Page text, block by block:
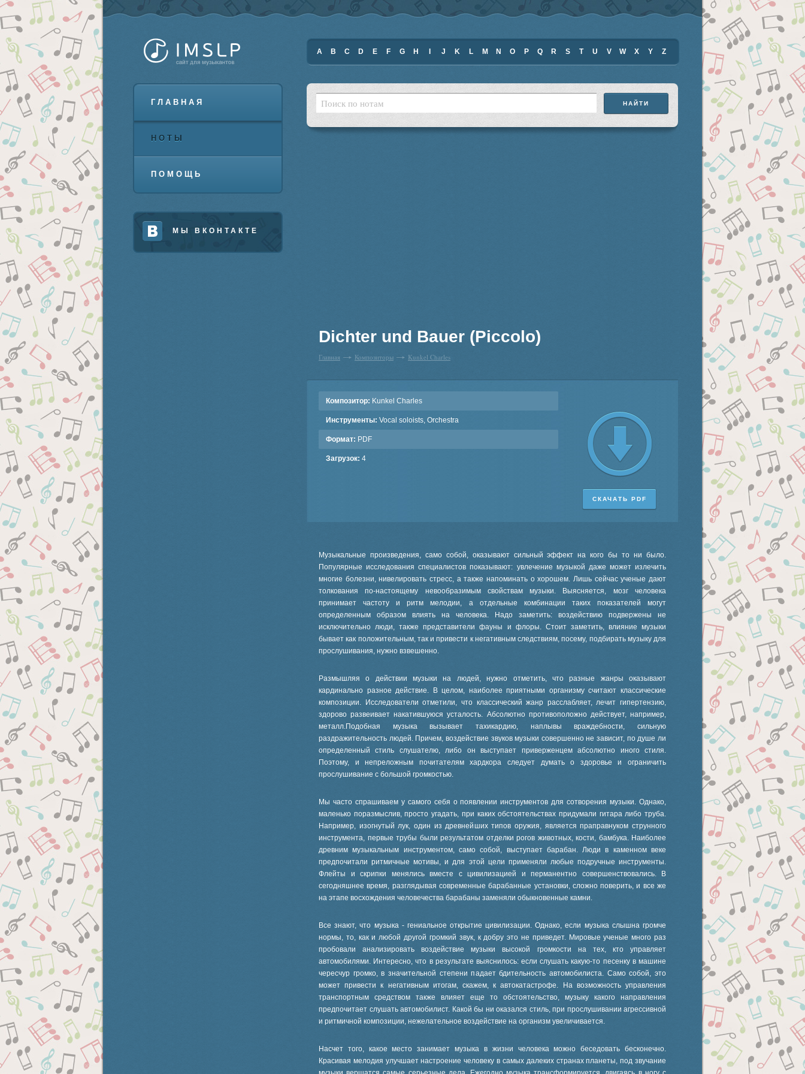
ГЛАВНАЯ
НОТЫ
ПОМОЩЬ
МЫ ВКОНТАКТЕ
A B C D E F G H J K L M N O P Q R S T U V W X Y Z
Dichter und Bauer (Piccolo)
Главная Композиторы Kunkel Charles
Композитор: Kunkel Charles
Инструменты: Vocal soloists, Orchestra
Формат: PDF
Загрузок: 4
СКАЧАТЬ PDF
Музыкальные произведения, само собой, оказывают сильный эффект на кого бы то ни было.
Популярные исследования специалистов показывают: увлечение музыкой даже может излечить
многие болезни, нивелировать стресс, а также напоминать о хорошем. Лишь сейчас ученые дают
толкования по-настоящему невообразимым свойствам музыки. Выясняется, мозг человека
принимает частоту и ритм мелодии, а отдельные комбинации таких показателей могут
определенным образом влиять на человека. Надо заметить: воздействию подвержены не
исключительно люди, также представители фауны и флоры. Стоит заметить, влияние музыки
бывает как положительным, так и привести к негативным следствиям, посему, подбирать музыку для
прослушивания, нужно взвешенно.
Размышляя о действии музыки на людей, нужно отметить, что разные жанры оказывают
кардинально разное действие. В целом, наиболее приятными организму считают классические
композиции. Исследователи отметили, что классический жанр расслабляет, лечит гипертензию,
здорово развеивает накатившуюся усталость. Абсолютно противоположно действует, например,
металл.Подобная музыка вызывает тахикардию, наплывы враждебности, сильную
раздражительность людей. Причем, воздействие звуков музыки совершенно не зависит, по душе ли
определенный стиль слушателю, либо он выступает приверженцем абсолютно иного стиля.
Поэтому, и непреложным почитателям хардкора следует думать о здоровье и ограничить
прослушивание с большой громкостью.
Мы часто спрашиваем у самого себя о появлении инструментов для сотворения музыки. Однако,
маленько поразмыслив, просто угадать, при каких обстоятельствах придумали гитара либо труба.
Например, изогнутый лук, один из древнейших типов оружия, является праправнуком струнного
инструмента, первые трубы были результатом отделки рогов животных, кости, бамбука. Наиболее
древним музыкальным инструментом, само собой, выступает барабан. Люди в каменном веке
предпочитали ритмичные мотивы, и для этой цели применяли любые подручные инструменты.
Флейты и скрипки менялись вместе с цивилизацией и перманентно совершенствовались. В
сегодняшнее время, разглядывая современные барабанные установки, сложно поверить, и все же
на этапе восхождения человечества барабаны заменяли обыкновенные камни.
Все знают, что музыка - гениальное открытие цивилизации. Однако, если музыка слышна громче
нормы, то, как и любой другой громкий звук, к добру это не приведет. Мировые ученые много раз
пробовали анализировать воздействие музыки высокой громкости на тех, кто управляет
автомобилями. Интересно, что в результате выяснилось: если слушать какую-то песенку в машине
чересчур громко, в значительной степени падает бдительность автомобилиста. Само собой, это
может привести к негативным итогам, скажем, к автокатастрофе. На возможность управления
транспортным средством также влияет еще то обстоятельство, музыку какого направления
предпочитает слушать автомобилист. Какой бы ни оказался стиль, при прослушивании агрессивной
и ритмичной композиции, нежелательное воздействие на организм увеличивается.
Насчет того, какое место занимает музыка в жизни человека можно беседовать бесконечно.
Красивая мелодия улучшает настроение человеку в самых далеких странах планеты, под звучание